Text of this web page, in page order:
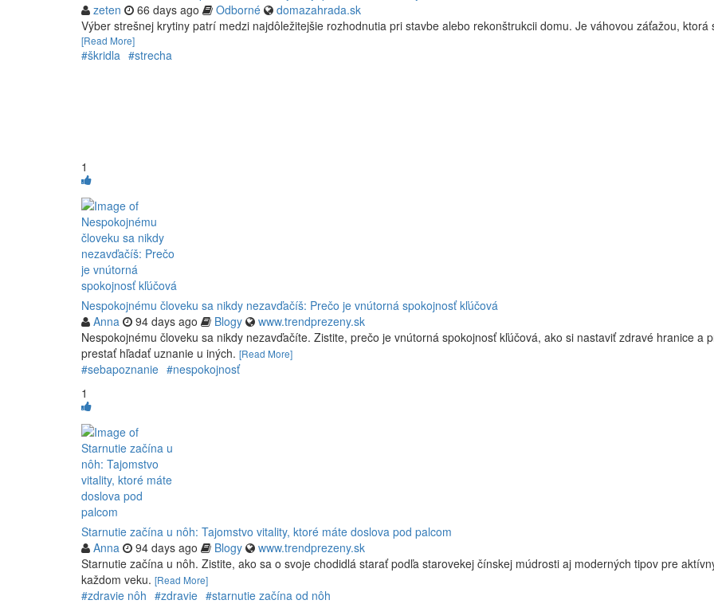
zeten
66 days ago Odborné
domazahrada.sk
Výber strešnej krytiny patrí medzi najdôležitejšie rozhodnutia pri stavbe alebo rekonštrukcii domu. Je váhovou záťažou, ktorá
[Read More]
#škridla #strecha
1
Nespokojnému človeku sa nikdy nezavďačíš: Prečo je vnútorná spokojnosť kľúčová
Anna
94 days ago Blogy
www.trendprezeny.sk
Nespokojnému človeku sa nikdy nezavďačíte. Zistite, prečo je vnútorná spokojnosť kľúčová, ako si nastaviť zdravé hranice a
prestať hľadať uznanie u iných. [Read More]
#sebapoznanie #nespokojnosť
1
Starnutie začína u nôh: Tajomstvo vitality, ktoré máte doslova pod palcom
Anna
94 days ago Blogy
www.trendprezeny.sk
Starnutie začína u nôh. Zistite, ako sa o svoje chodidlá starať podľa starovekej čínskej múdrosti aj moderných tipov pre
každom veku. [Read More]
#zdravie nôh #zdravie #starnutie začína od nôh